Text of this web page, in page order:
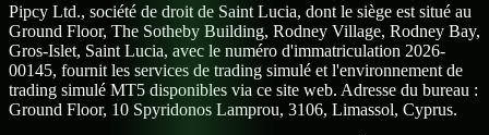
Pipcy Ltd., société de droit de Saint Lucia, dont le siège est situé au
Ground Floor, The Sotheby Building, Rodney Village, Rodney Bay,
Gros-Islet, Saint Lucia, avec le numéro d'immatriculation 2026-
00145, fournit les services de trading simulé et l'environnement de
trading simulé MT5 disponibles via ce site web. Adresse du bureau :
Ground Floor, 10 Spyridonos Lamprou, 3106, Limassol, Cyprus.